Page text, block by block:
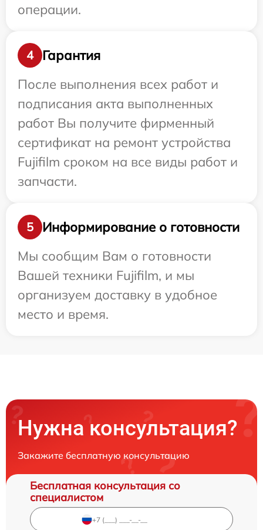
операции.
4
Гарантия
После выполнения всех работ и
подписания акта выполненных
работ Вы получите фирменный
сертификат на ремонт устройства
Fujifilm сроком на все виды работ и
запчасти.
5
Информирование о готовности
Мы сообщим Вам о готовности
Вашей техники Fujifilm, и мы
организуем доставку в удобное
место и время.
Нужна консультация?
Закажите бесплатную консультацию
Бесплатная консультация со
специалистом